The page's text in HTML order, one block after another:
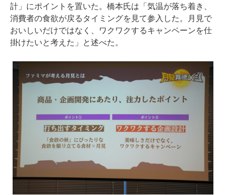
計」にポイントを置いた。橋本氏は「気温が落ち着き、
消費者の食欲が戻るタイミングを見て参入した。月見で
おいしいだけではなく、ワクワクするキャンペーンを仕
掛けたいと考えた」と述べた。